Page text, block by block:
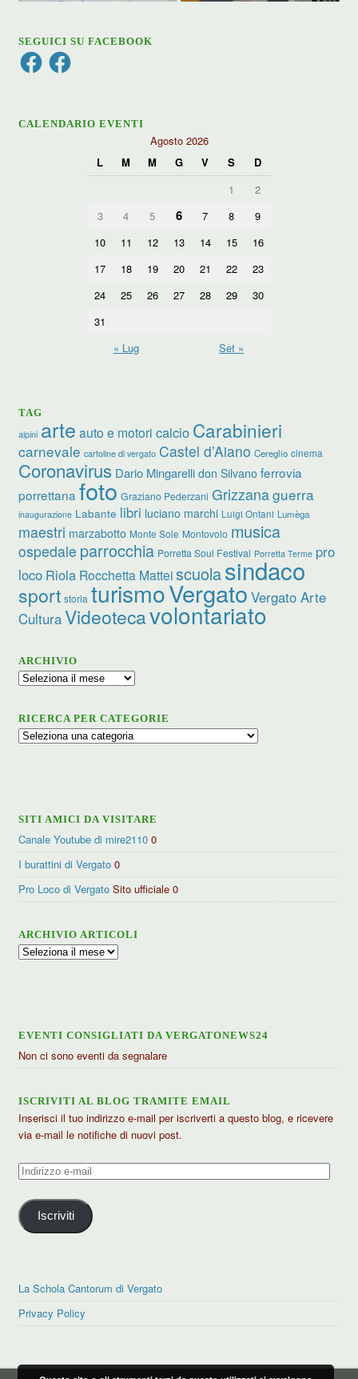
SEGUICI SU FACEBOOK
FacebookFacebook
CALENDARIO EVENTI
Agosto 2026
L
M M G V S
D
1
2
3
4 5 6 7 8
9
10
11 12 13 14 15
16
17
18 19 20 21 22
23
24
25 26 27 28 29
30
31
« Lug
Set »
TAG
alpini arte auto e motori calcio Carabinieri
carnevale cartoline di vergato Castel d’Aiano Cereglio cinema
Coronavirus Dario Mingarelli don Silvano ferrovia
porrettana foto Graziano Pederzani Grizzanaguerra
inaugurazione Labante libri luciano marchi Luigi Ontani Lumèga
maestri marzabotto Monte Sole Montovolo musica
ospedale parrocchia Porretta Soul Festival Porretta Terme pro
loco Riola Rocchetta Matteiscuolasindaco
sport storia turismoVergato Vergato Arte
CulturaVideotecavolontariato
ARCHIVIO
Archivio
RICERCA PER CATEGORIE
Ricerca
SITI AMICI DA VISITARE
Canale Youtube di mire2110 0
I burattini di Vergato 0
Pro Loco di Vergato Sito ufficiale 0
ARCHIVIO ARTICOLI
Archivio
EVENTI CONSIGLIATI DA VERGATONEWS24
Non ci sono eventi da segnalare
ISCRIVITI AL BLOG TRAMITE EMAIL
Inserisci il tuo indirizzo e-mail per iscriverti a questo blog, e ricevere
via e-mail le notifiche di nuovi post.
Indirizzo
mail
Iscriviti
La Schola Cantorum di Vergato
Privacy Policy